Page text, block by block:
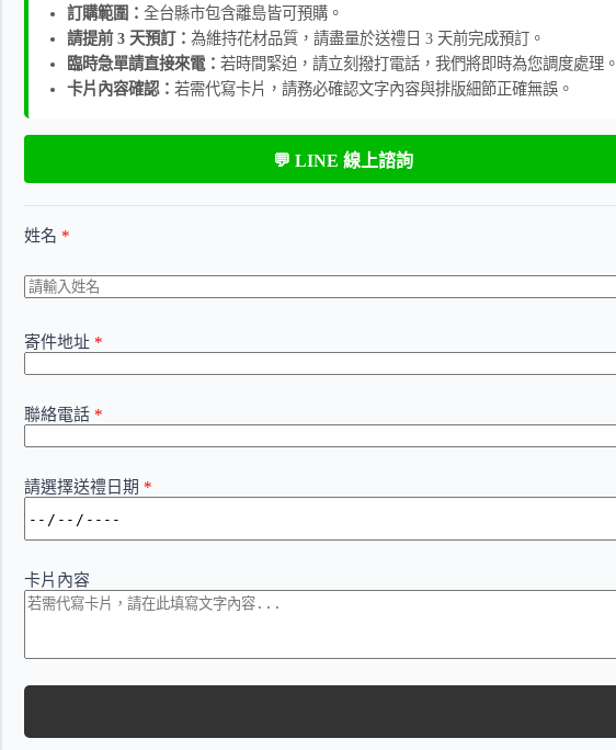
訂購範圍： 全台縣市包含離島皆可預購。
請提前 3 天預訂： 為維持花材品質，請盡量於送禮日 3 天前完成預訂。
臨時急單請直接來電： 若時間緊迫，請立刻撥打電話，我們將即時為您調度處理。
卡片內容確認： 若需代寫卡片，請務必確認文字內容與排版細節正確無誤。
💬 LINE 線上諮詢
姓名 *
寄件地址 *
聯絡電話 *
請選擇送禮日期 *
卡片內容